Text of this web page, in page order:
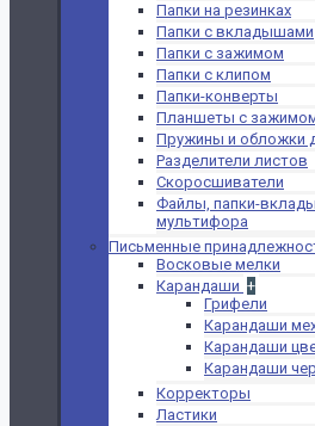
Папки на резинках
Папки с вкладышами
Папки с зажимом
Папки с клипом
Папки-конверты
Планшеты с
Пружины и обложки
Разделители листов
Скоросшиватели
Файлы, папки-
мультифора
Письменные
Восковые мелки
Карандаши +
Грифели
Карандаши
Карандаши
Карандаши
Корректоры
Ластики